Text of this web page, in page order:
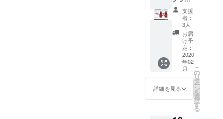
ナルT
シャツ
2枚付き
※当店が
続く限
り有
効。 ※
オリジ
ナルT
シャツ
は、初
店時に
お渡し
しま
す。以
下の有
効期限
内にお
越しく
ださ
い。 ※
遠方の
ラー赤
色＋パ
イント2
杯券】
クラン
クビー
ルオリ
ジナル
デザイ
ンのグ
ラウ
ラーに
パイン
支援
者：
3人
お届
け予
定：
2020
年02
月
詳細を見る
こ
の
リ
タ
ー
ン
を
選
択
す
る